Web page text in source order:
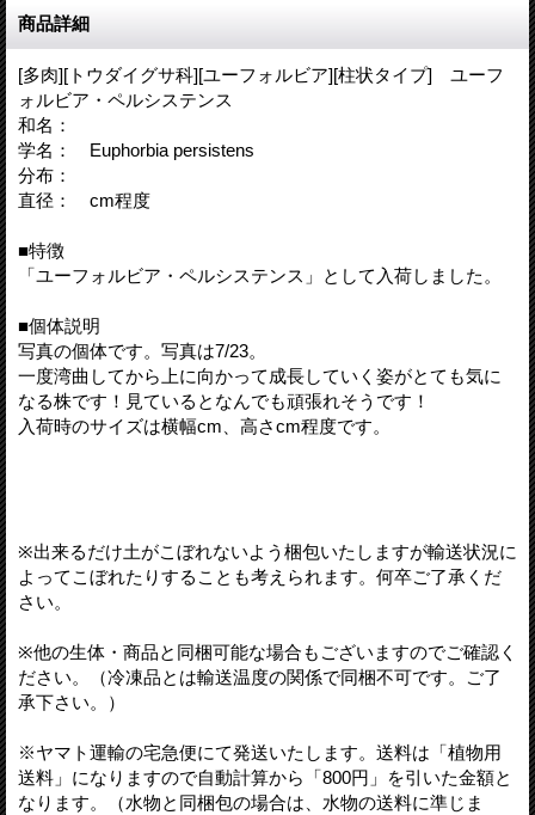
商品詳細
[多肉][トウダイグサ科][ユーフォルビア][柱状タイプ] ユーフ
ォルビア・ペルシステンス
和名：
学名： Euphorbia persistens
分布：
直径： cm程度
■特徴
「ユーフォルビア・ペルシステンス」として入荷しました。
■個体説明
写真の個体です。写真は7/23。
一度湾曲してから上に向かって成長していく姿がとても気に
なる株です！見ているとなんでも頑張れそうです！
入荷時のサイズは横幅cm、高さcm程度です。
※出来るだけ土がこぼれないよう梱包いたしますが輸送状況に
よってこぼれたりすることも考えられます。何卒ご了承くだ
さい。
※他の生体・商品と同梱可能な場合もございますのでご確認く
ださい。（冷凍品とは輸送温度の関係で同梱不可です。ご了
承下さい。）
※ヤマト運輸の宅急便にて発送いたします。送料は「植物用
送料」になりますので自動計算から「800円」を引いた金額と
なります。（水物と同梱包の場合は、水物の送料に準じま